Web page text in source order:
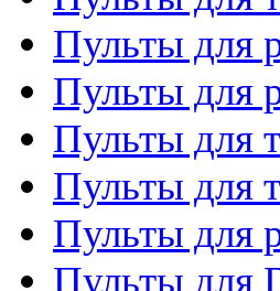
Пульты для
Пульты для
Пульты для
Пульты для
Пульты для
Пульты для